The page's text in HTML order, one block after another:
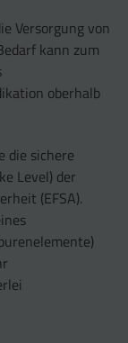
Versorgung von
kann zum
oberhalb
die sichere
Level) der
(EFSA).